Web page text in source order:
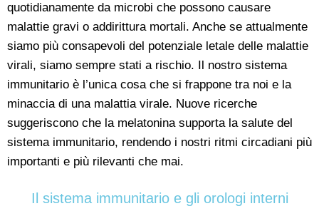
quotidianamente da microbi che possono causare
malattie gravi o addirittura mortali. Anche se attualmente
siamo più consapevoli del potenziale letale delle malattie
virali, siamo sempre stati a rischio. Il nostro sistema
immunitario è l’unica cosa che si frappone tra noi e la
minaccia di una malattia virale. Nuove ricerche
suggeriscono che la melatonina supporta la salute del
sistema immunitario, rendendo i nostri ritmi circadiani più
importanti e più rilevanti che mai.
Il sistema immunitario e gli orologi interni